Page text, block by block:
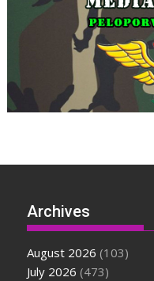
Archives
August 2026 (103)
July 2026 (473)